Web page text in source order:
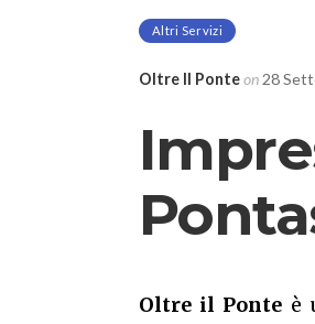
Altri Servizi
Oltre Il Ponteon28
Oltre il Ponte è